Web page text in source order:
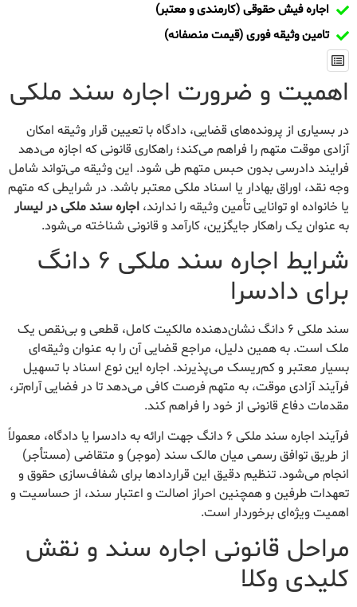
اجاره فیش حقوقی (کارمندی و معتبر)
تامین وثیقه فوری (قیمت منصفانه)
اهمیت و ضرورت اجاره سند ملکی
در بسیاری از پرونده‌های قضایی، دادگاه با تعیین قرار وثیقه امکان
آزادی موقت متهم را فراهم می‌کند؛ راهکاری قانونی که اجازه می‌دهد
فرایند دادرسی بدون حبس متهم طی شود. این وثیقه می‌تواند شامل
وجه نقد، اوراق بهادار یا اسناد ملکی معتبر باشد. در شرایطی که متهم
یا خانواده او توانایی تأمین وثیقه را ندارند، اجاره سند ملکی در لیسار
به عنوان یک راهکار جایگزین، کارآمد و قانونی شناخته می‌شود.
شرایط اجاره سند ملکی ۶ دانگ
برای دادسرا
سند ملکی ۶ دانگ نشان‌دهنده مالکیت کامل، قطعی و بی‌نقص یک
ملک است. به همین دلیل، مراجع قضایی آن را به عنوان وثیقه‌ای
بسیار معتبر و کم‌ریسک می‌پذیرند. اجاره این نوع اسناد با تسهیل
فرآیند آزادی موقت، به متهم فرصت کافی می‌دهد تا در فضایی آرام‌تر،
مقدمات دفاع قانونی از خود را فراهم کند.
فرآیند اجاره سند ملکی ۶ دانگ جهت ارائه به دادسرا یا دادگاه، معمولاً
از طریق توافق رسمی میان مالک سند (موجر) و متقاضی (مستأجر)
انجام می‌شود. تنظیم دقیق این قراردادها برای شفاف‌سازی حقوق و
تعهدات طرفین و همچنین احراز اصالت و اعتبار سند، از حساسیت و
اهمیت ویژه‌ای برخوردار است.
مراحل قانونی اجاره سند و نقش
کلیدی وکلا